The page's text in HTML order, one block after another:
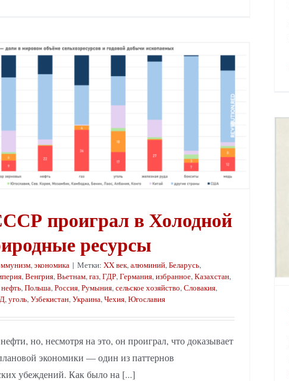
проиграл в Холодной
ресурсы
,экономика | Метки: XX век,алюминий,Беларусь,
,Венгрия,Вьетнам,газ,ГДР,Германия,избранное,Казахстан,
нефть,Польша,Россия,Румыния,сельское хозяйство,Словакия,
,уголь,Узбекистан,Украина,Чехия,Югославия
но, несмотря на это, он проиграл, что доказывает
экономики — один из паттернов
убеждений. Как было на [...]